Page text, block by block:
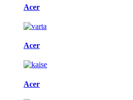
Acer
Acer
Acer